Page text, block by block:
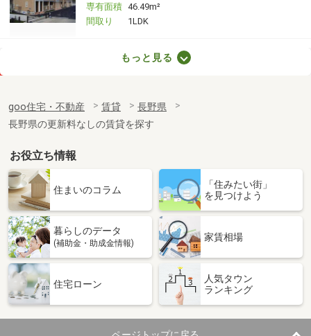
専有面積 46.49m²
間取り
1LDK
長野県松本市浅間温泉２
専有面積
20.81m²
間取り
1K
長野県松本市小屋北１丁目
価 格
6.70万円
長野県松本市小屋北１丁目
専有面積 33.39m²
間取り
長野県長野市上松２丁目
住 所
長野県長野市上松２丁目
専有面積 53.46m²
もっと見る
goo住宅・不動産 賃貸
長野県
長野県の更新料なしの賃貸を探す
お役立ち情報
住まいのコラム
「住みたい街」
を見つけよう
暮らしのデータ
(補助金・助成金情報)
家賃相場
住宅ローン
人気タウン
ランキング